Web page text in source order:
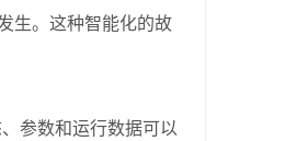
生。这种智能化的故
参数和运行数据可以